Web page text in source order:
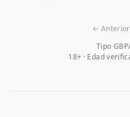
Tipo
18+ · Edad
← Anterior